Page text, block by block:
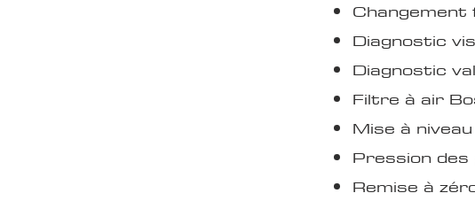
Changement
Diagnostic
Diagnostic
Filtre à air
Mise à
Pression des
Remise à